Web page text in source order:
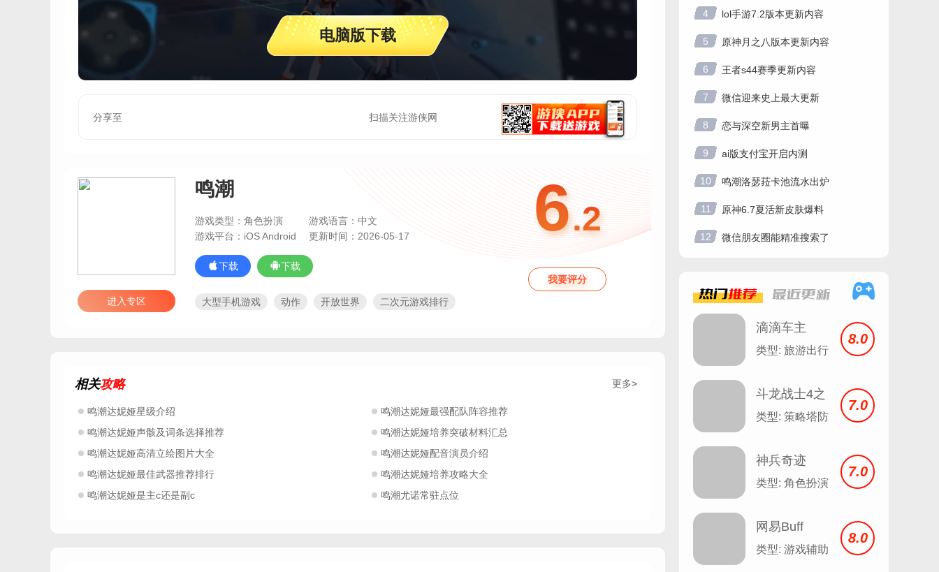
电脑版下载
分享至 扫描关注游侠网
鸣潮
游戏类型：角色扮演
游戏语言：中文
游戏平台：iOS Android
更新时间：2026-05-17
下载 下载
6.2
我要评分
进入专区
大型手机游戏 动作 开放世界
二次元游戏排行
热门的多人联机游戏
好玩的二次元游戏下载
新出的手游哪些值得下载
2026年手机游戏排行榜
2026优秀的剧情向游戏
相关攻略 更多>
鸣潮达妮娅星级介绍
鸣潮达妮娅最强配队阵容推荐
鸣潮达妮娅声骸及词条选择推荐
鸣潮达妮娅培养突破材料汇总
鸣潮达妮娅高清立绘图片大全
鸣潮达妮娅配音演员介绍
鸣潮达妮娅最佳武器推荐排行
鸣潮达妮娅培养攻略大全
鸣潮达妮娅是主c还是副c
鸣潮尤诺常驻点位
4 lol手游7.2版本更新内容
5 原神月之八版本更新内容
6 王者s44赛季更新内容
7 微信迎来史上最大更新
8 恋与深空新男主首曝
9 ai版支付宝开启内测
10 鸣潮洛瑟菈卡池流水出炉
11 原神6.7夏活新皮肤爆料
12 微信朋友圈能精准搜索了
热门推荐 最近更新
滴滴车主
8.1.12
类型: 旅游出行
8.0
斗龙战士4之
双龙核
类型: 策略塔防
7.0
神兵奇迹
类型: 角色扮演
7.0
网易Buff
类型: 游戏辅助
8.0